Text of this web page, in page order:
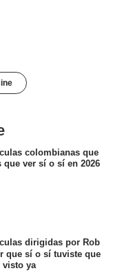
colombianas que
que ver sí o sí en 2026
dirigidas por Rob
que sí o sí tuviste que
visto ya